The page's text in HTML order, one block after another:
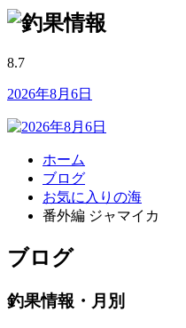
8.7
2026年8月6日
ホーム
ブログ
お気に入りの海
番外編 ジャマイカ
ブログ
釣果情報・月別